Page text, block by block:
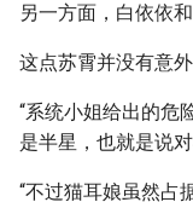
另一方面，白依依
这点苏霄并没有意外
“系统小姐给出的危
是半星，也就是说
“不过猫耳娘虽然占